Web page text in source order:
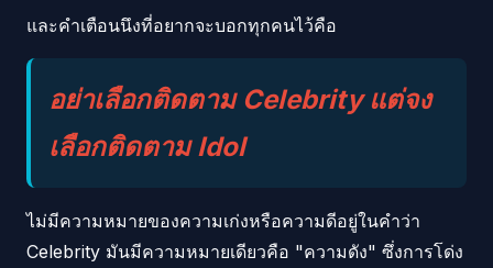
และคำเตือนนึงที่อยากจะบอกทุกคนไว้คือ
อย่าเลือกติดตาม Celebrity แต่จง
เลือกติดตาม Idol
ไม่มีความหมายของความเก่งหรือความดีอยู่ในคำว่า
Celebrity มันมีความหมายเดียวคือ "ความดัง" ซึ่งการโด่ง